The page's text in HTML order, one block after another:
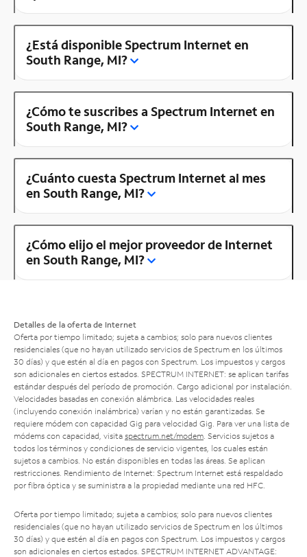
¿Está disponible Spectrum Internet en
South Range, MI?
¿Cómo te suscribes a Spectrum Internet en
South Range, MI?
¿Cuánto cuesta Spectrum Internet al mes
en South Range, MI?
¿Cómo elijo el mejor proveedor de Internet
en South Range, MI?
Detalles de la oferta de Internet
Oferta por tiempo limitado; sujeta a cambios; solo para nuevos clientes
residenciales (que no hayan utilizado servicios de Spectrum en los últimos
30 días) y que estén al día en pagos con Spectrum. Los impuestos y cargos
son adicionales en ciertos estados. SPECTRUM INTERNET: se aplican tarifas
estándar después del período de promoción. Cargo adicional por instalación.
Velocidades basadas en conexión alámbrica. Las velocidades reales
(incluyendo conexión inalámbrica) varían y no están garantizadas. Se
requiere módem con capacidad Gig para velocidad Gig. Para ver una lista de
módems con capacidad, visita spectrum.net/modem . Servicios sujetos a
todos los términos y condiciones de servicio vigentes, los cuales están
sujetos a cambios. No están disponibles en todas las áreas. Se aplican
restricciones. Rendimiento de Internet: Spectrum Internet está respaldado
por fibra óptica y se suministra a la propiedad mediante una red HFC.
Oferta por tiempo limitado; sujeta a cambios; solo para nuevos clientes
residenciales (que no hayan utilizado servicios de Spectrum en los últimos
30 días) y que estén al día en pagos con Spectrum. Los impuestos y cargos
son adicionales en ciertos estados. SPECTRUM INTERNET ADVANTAGE: